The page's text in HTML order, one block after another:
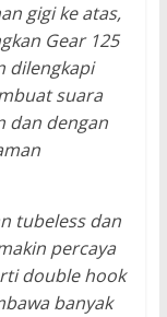
gigi ke atas,
Gear 125
dilengkapi
suara
dan dengan
tubeless dan
percaya
double hook
banyak